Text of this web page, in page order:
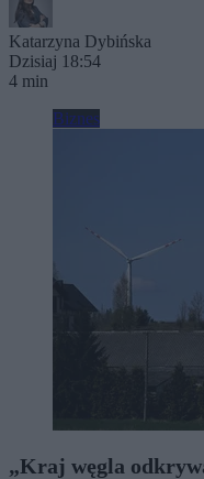
Katarzyna Dybińska
Dzisiaj 18:54
4 min
Biznes
„Kraj węgla